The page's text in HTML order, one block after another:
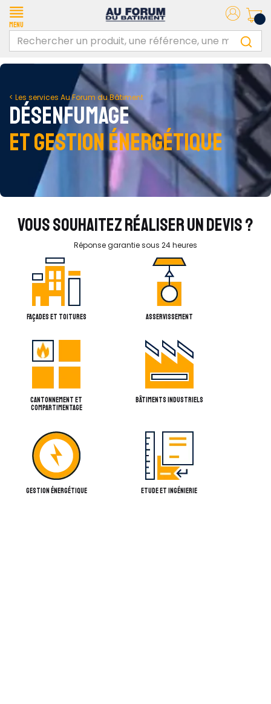
Menu
< Les services Au Forum du Bâtiment
DÉSENFUMAGE
ET GESTION ÉNERGÉTIQUE
VOUS SOUHAITEZ RÉALISER UN DEVIS ?
Réponse garantie sous 24 heures
FAÇADES ET TOITURES ASSERVISSEMENT
CANTONNEMENT ET
COMPARTIMENTAGE
BÂTIMENTS INDUSTRIELS
GESTION ÉNERGÉTIQUE ETUDE ET INGÉNIERIE